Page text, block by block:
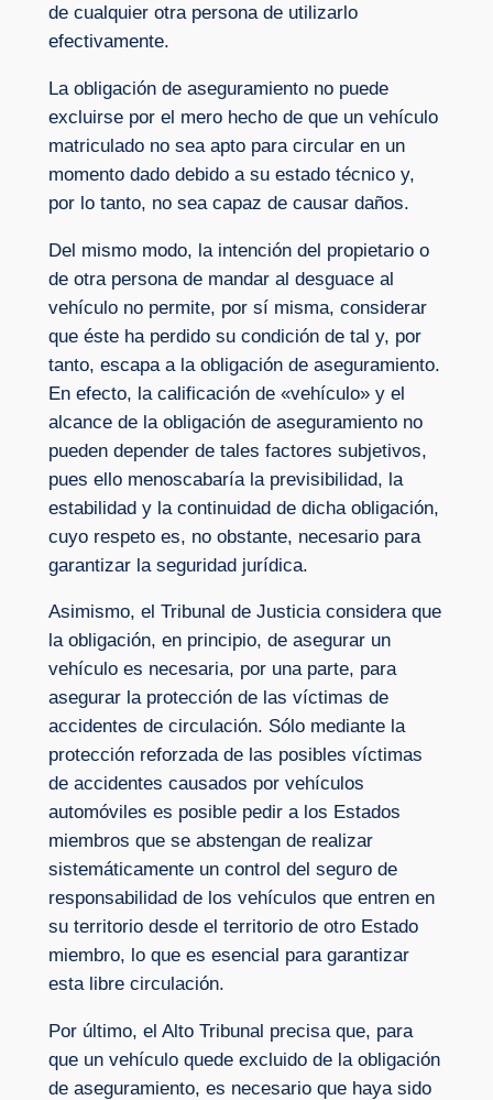
de cualquier otra persona de utilizarlo
efectivamente.
La obligación de aseguramiento no puede
excluirse por el mero hecho de que un vehículo
matriculado no sea apto para circular en un
momento dado debido a su estado técnico y,
por lo tanto, no sea capaz de causar daños.
Del mismo modo, la intención del propietario o
de otra persona de mandar al desguace al
vehículo no permite, por sí misma, considerar
que éste ha perdido su condición de tal y, por
tanto, escapa a la obligación de aseguramiento.
En efecto, la calificación de «vehículo» y el
alcance de la obligación de aseguramiento no
pueden depender de tales factores subjetivos,
pues ello menoscabaría la previsibilidad, la
estabilidad y la continuidad de dicha obligación,
cuyo respeto es, no obstante, necesario para
garantizar la seguridad jurídica.
Asimismo, el Tribunal de Justicia considera que
la obligación, en principio, de asegurar un
vehículo es necesaria, por una parte, para
asegurar la protección de las víctimas de
accidentes de circulación. Sólo mediante la
protección reforzada de las posibles víctimas
de accidentes causados por vehículos
automóviles es posible pedir a los Estados
miembros que se abstengan de realizar
sistemáticamente un control del seguro de
responsabilidad de los vehículos que entren en
su territorio desde el territorio de otro Estado
miembro, lo que es esencial para garantizar
esta libre circulación.
Por último, el Alto Tribunal precisa que, para
que un vehículo quede excluido de la obligación
de aseguramiento, es necesario que haya sido